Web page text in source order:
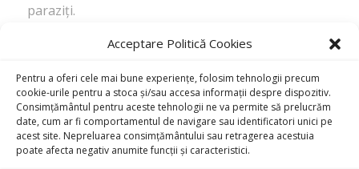
Acceptare Politică Cookies
Pentru a oferi cele mai bune experiențe, folosim tehnologii precum
cookie-urile pentru a stoca și/sau accesa informații despre dispozitiv.
Consimțământul pentru aceste tehnologii ne va permite să prelucrăm
date, cum ar fi comportamentul de navigare sau identificatori unici pe
acest site. Nepreluarea consimțământului sau retragerea acestuia
poate afecta negativ anumite funcții și caracteristici.
paraziți.
NOVEMBER 28, 2023
/ BYADMIN